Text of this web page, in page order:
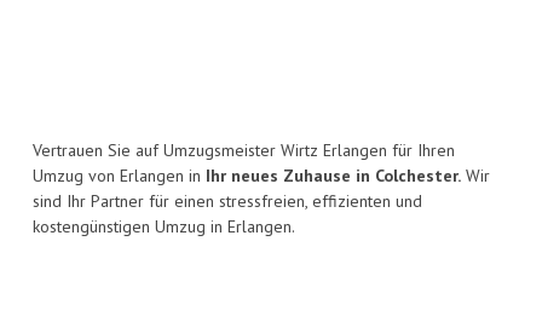
Vertrauen Sie auf Umzugsmeister Wirtz Erlangen für Ihren
Umzug von Erlangen in Ihr neues Zuhause in Colchester. Wir
sind Ihr Partner für einen stressfreien, effizienten und
kostengünstigen Umzug in Erlangen.